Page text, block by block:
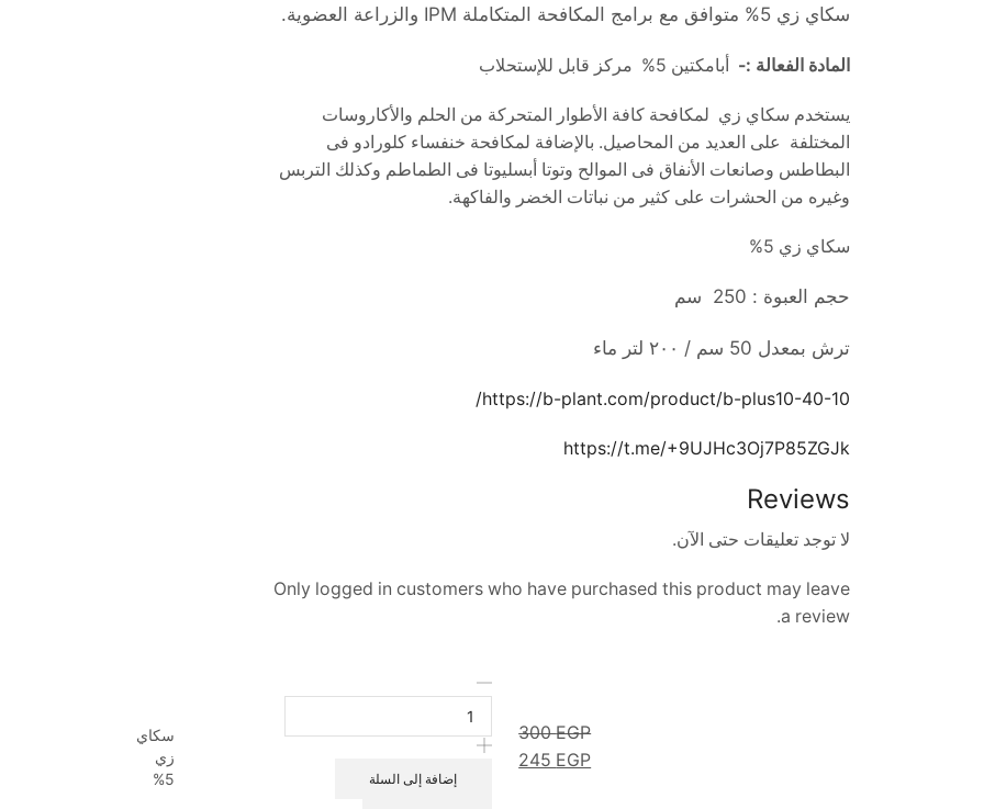
سكاي زي 5% متوافق مع برامج المكافحة المتكاملة IPM والزراعة العضوية.
المادة الفعالة :- أبامكتين 5% مركز قابل للإستحلاب
يستخدم سكاي زي لمكافحة كافة الأطوار المتحركة من الحلم والأكاروسات
المختلفة على العديد من المحاصيل. بالإضافة لمكافحة خنفساء كلورادو فى
البطاطس وصانعات الأنفاق فى الموالح وتوتا أبسليوتا فى الطماطم وكذلك التربس
وغيره من الحشرات على كثير من نباتات الخضر والفاكهة.
سكاي زي 5%
حجم العبوة : 250 سم
ترش بمعدل 50 سم / ٢٠٠ لتر ماء
https://b-plant.com/product/b-plus10-40-10/
https://t.me/+9UJHc3Oj7P85ZGJk
Reviews
لا توجد تعليقات حتى الآن.
Only logged in customers who have purchased this product may leave
a review.
سكاي
زي
5%
300EGP
245 EGP
إضافة إلى السلة